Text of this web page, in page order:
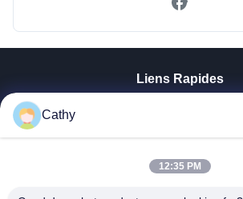
Liens Rapides
Le Spectacle VR
Cathy
12:35 PM